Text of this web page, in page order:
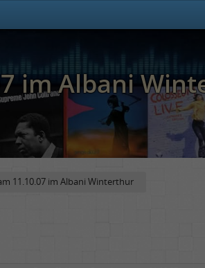
im Albani
11.10.07 im Albani Winterthur